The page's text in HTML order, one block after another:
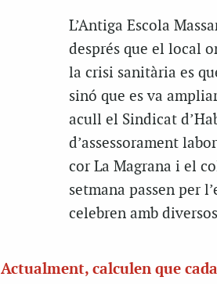
L’Antiga Escola
després que el local
la crisi sanitària es
sinó que es va
acull el Sindicat
d’assessorament
cor La Magrana i el
setmana passen per
celebren amb
Actualment, calculen que cada